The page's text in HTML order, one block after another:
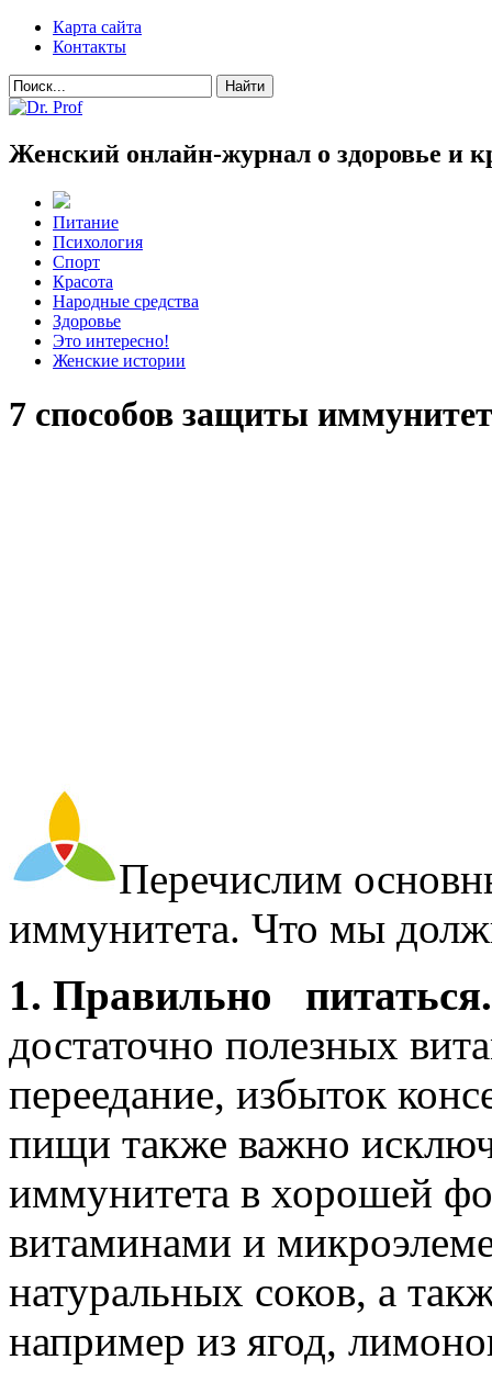
Карта сайта
Контакты
Женский онлайн-журнал о здоровье и
Питание
Психология
Спорт
Красота
Народные средства
Здоровье
Это интересно!
Женские истории
7 способов защиты
Перечислим
иммунитета. Что мы
1. Правильно питаться.
достаточно полезных
переедание, избыток
пищи также важно
иммунитета в хорошей
витаминами и
натуральных соков, а
например из ягод,